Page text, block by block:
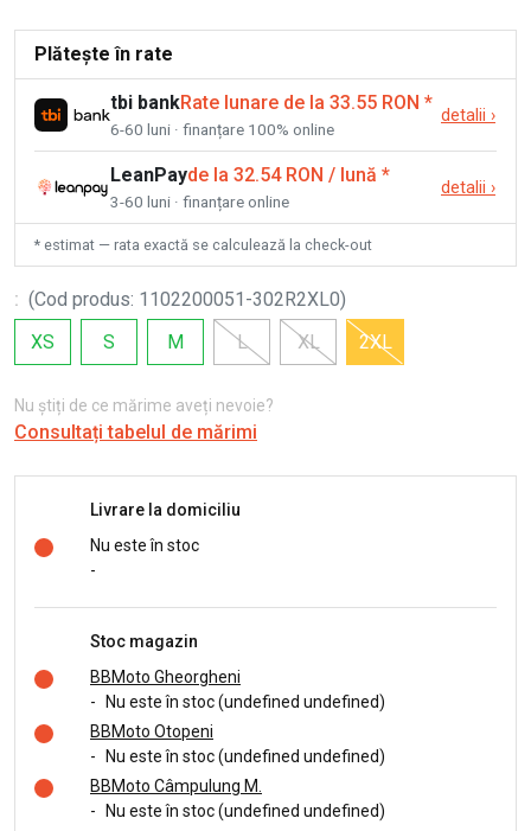
Plătește în rate
tbi bankRate lunare de la 33.55 RON *
6-60 luni · finanțare 100% online
detalii ›
LeanPayde la 32.54 RON / lună *
3-60 luni · finanțare online
detalii ›
* estimat — rata exactă se calculează la check-out
: (Cod produs: 1102200051-302R2XL0)
XS
S M L XL 2XL
Nu știți de ce mărime aveți nevoie?
Consultați tabelul de mărimi
Livrare la domiciliu
Nu este în stoc
-
Stoc magazin
BBMoto Gheorgheni
-
Nu este în stoc (undefined undefined)
BBMoto Otopeni
-
Nu este în stoc (undefined undefined)
BBMoto Câmpulung M.
-
Nu este în stoc (undefined undefined)